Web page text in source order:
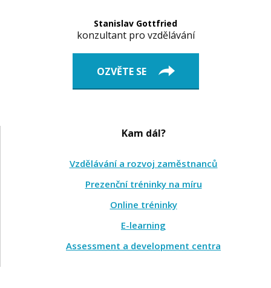
Stanislav Gottfried
konzultant pro vzdělávání
OZVĚTE SE
Kam dál?
Vzdělávání a rozvoj zaměstnanců
Prezenční tréninky na míru
Online tréninky
E-learning
Assessment a development centra